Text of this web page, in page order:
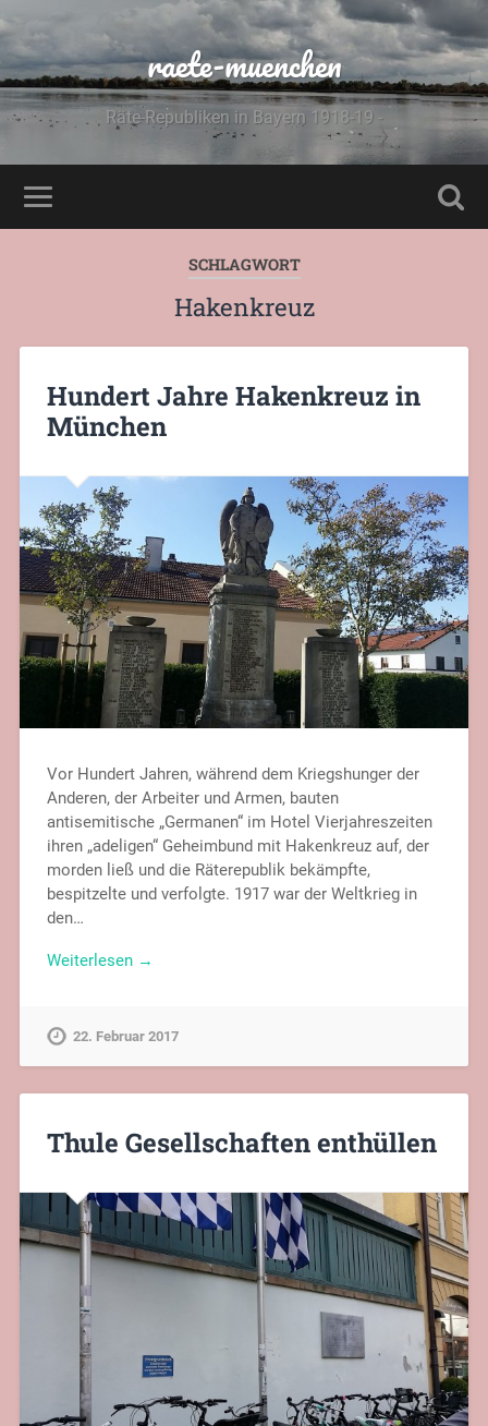
raete-muenchen
Räte-Republiken in Bayern 1918-19 -
SCHLAGWORT
Hakenkreuz
Hundert Jahre Hakenkreuz in
München
Vor Hundert Jahren, während dem Kriegshunger der
Anderen, der Arbeiter und Armen, bauten
antisemitische „Germanen“ im Hotel Vierjahreszeiten
ihren „adeligen“ Geheimbund mit Hakenkreuz auf, der
morden ließ und die Räterepublik bekämpfte,
bespitzelte und verfolgte. 1917 war der Weltkrieg in
den…
Weiterlesen →
22. Februar 2017
Thule Gesellschaften enthüllen